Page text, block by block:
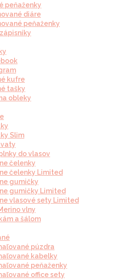
peňaženky
diáre
peňaženky
kufre
tašky
obleky
Slim
do vlasov
čelenky
čelenky Limited
gumičky
gumičky Limited
vlasové sety Limited
vlny
a šálom
púzdra
kabelky
peňaženky
office sety